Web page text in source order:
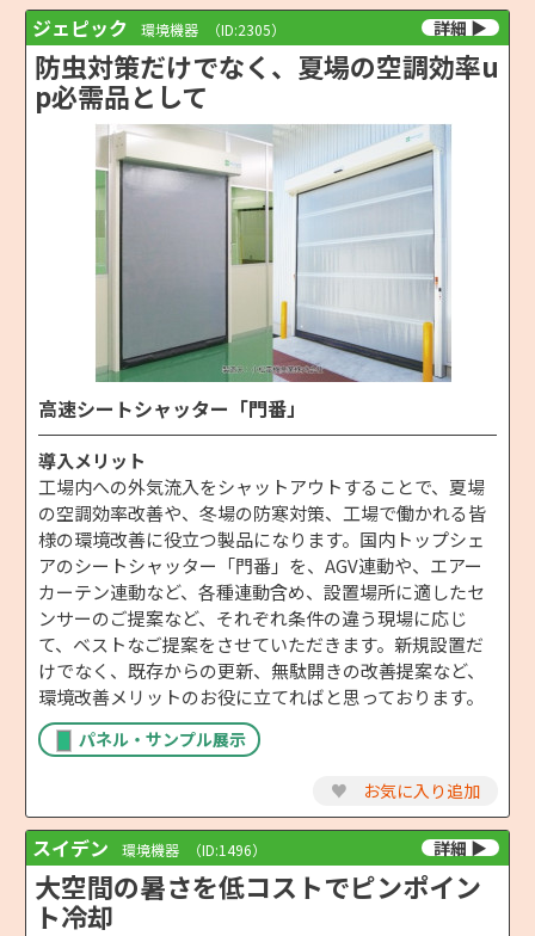
ジェピック 環境機器 （ID:2305）
防虫対策だけでなく、夏場の空調効率u
p必需品として
高速シートシャッター「門番」
導入メリット
工場内への外気流入をシャットアウトすることで、夏場
の空調効率改善や、冬場の防寒対策、工場で働かれる皆
様の環境改善に役立つ製品になります。国内トップシェ
アのシートシャッター「門番」を、AGV連動や、エアー
カーテン連動など、各種連動含め、設置場所に適したセ
ンサーのご提案など、それぞれ条件の違う現場に応じ
て、ベストなご提案をさせていただきます。新規設置だ
けでなく、既存からの更新、無駄開きの改善提案など、
環境改善メリットのお役に立てればと思っております。
パネル・サンプル展示
♥ お気に入り追加
スイデン 環境機器 （ID:1496）
大空間の暑さを低コストでピンポイン
ト冷却